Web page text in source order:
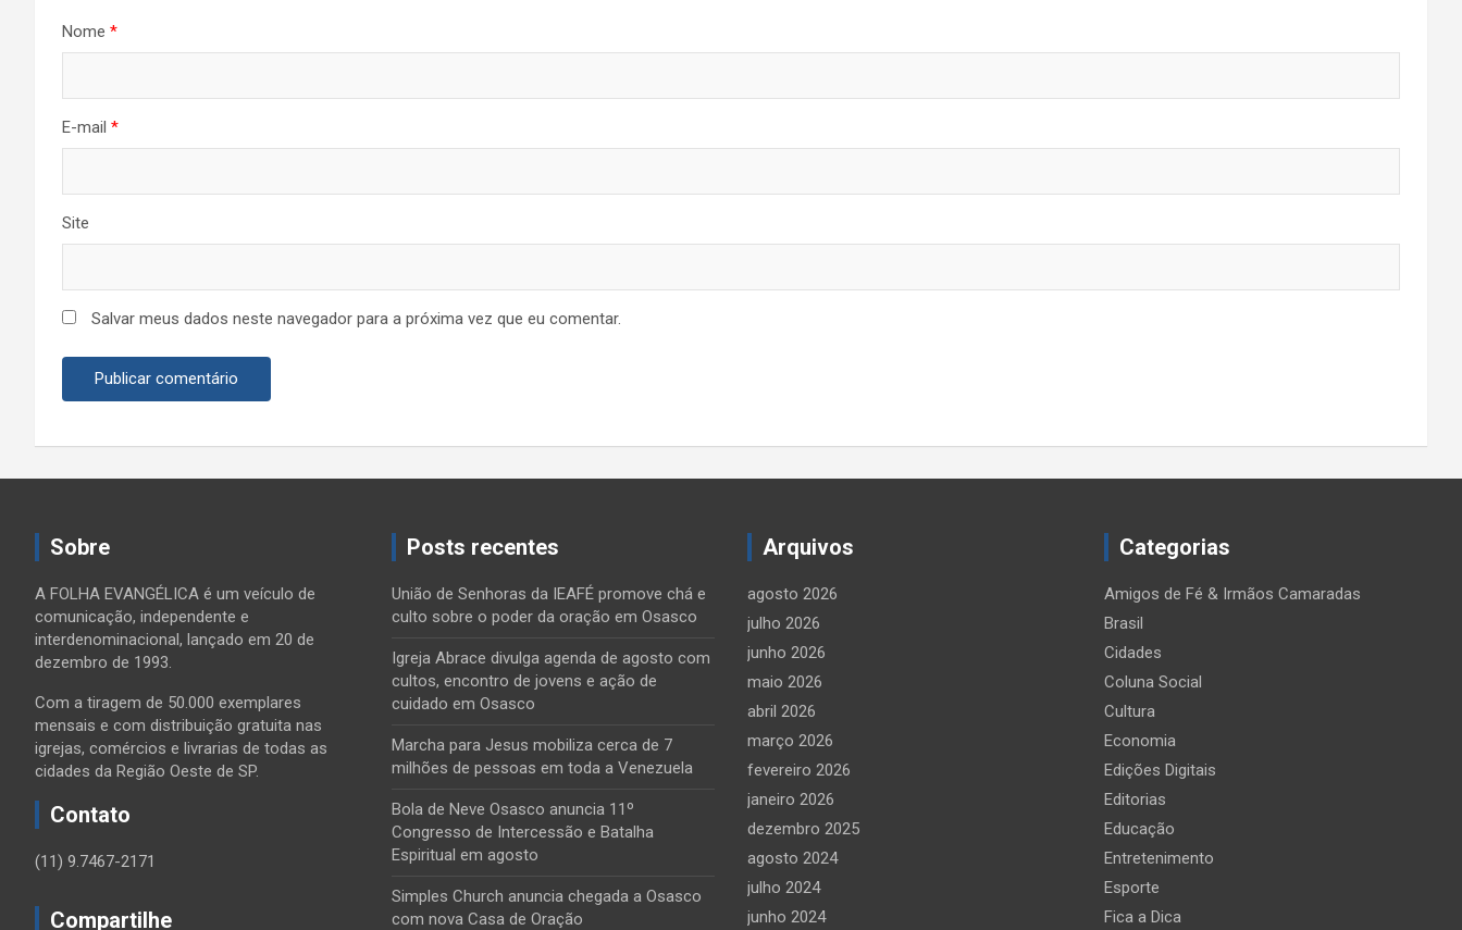
Nome *
E-mail *
Site
Salvar meus dados neste navegador para a próxima vez que eu comentar.
Sobre
A FOLHA EVANGÉLICA é um veículo de
comunicação, independente e
interdenominacional, lançado em 20 de
dezembro de 1993.
Com a tiragem de 50.000 exemplares
mensais e com distribuição gratuita nas
igrejas, comércios e livrarias de todas as
cidades da Região Oeste de SP.
Contato
(11) 9.7467-2171
Compartilhe
Posts recentes
União de Senhoras da IEAFÉ promove chá e
culto sobre o poder da oração em Osasco
Igreja Abrace divulga agenda de agosto com
cultos, encontro de jovens e ação de
cuidado em Osasco
Marcha para Jesus mobiliza cerca de 7
milhões de pessoas em toda a Venezuela
Bola de Neve Osasco anuncia 11º
Congresso de Intercessão e Batalha
Espiritual em agosto
Simples Church anuncia chegada a Osasco
com nova Casa de Oração
Arquivos
agosto 2026
julho 2026
junho 2026
maio 2026
abril 2026
março 2026
fevereiro 2026
janeiro 2026
dezembro 2025
agosto 2024
julho 2024
junho 2024
Categorias
Amigos de Fé & Irmãos Camaradas
Brasil
Cidades
Coluna Social
Cultura
Economia
Edições Digitais
Editorias
Educação
Entretenimento
Esporte
Fica a Dica